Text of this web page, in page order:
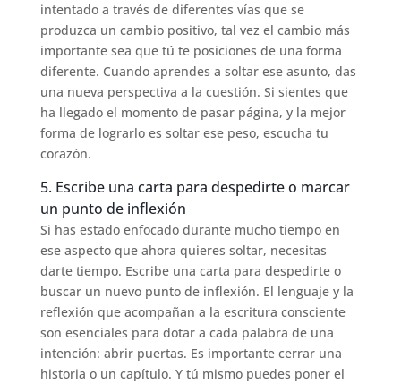
intentado a través de diferentes vías que se
produzca un cambio positivo, tal vez el cambio más
importante sea que tú te posiciones de una forma
diferente. Cuando aprendes a soltar ese asunto, das
una nueva perspectiva a la cuestión. Si sientes que
ha llegado el momento de pasar página, y la mejor
forma de lograrlo es soltar ese peso, escucha tu
corazón.
5. Escribe una carta para despedirte o marcar
un punto de inflexión
Si has estado enfocado durante mucho tiempo en
ese aspecto que ahora quieres soltar, necesitas
darte tiempo. Escribe una carta para despedirte o
buscar un nuevo punto de inflexión. El lenguaje y la
reflexión que acompañan a la escritura consciente
son esenciales para dotar a cada palabra de una
intención: abrir puertas. Es importante cerrar una
historia o un capítulo. Y tú mismo puedes poner el